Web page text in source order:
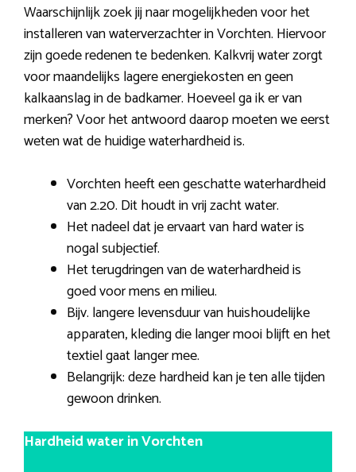
Waarschijnlijk zoek jij naar mogelijkheden voor het
installeren van waterverzachter in Vorchten. Hiervoor
zijn goede redenen te bedenken. Kalkvrij water zorgt
voor maandelijks lagere energiekosten en geen
kalkaanslag in de badkamer. Hoeveel ga ik er van
merken? Voor het antwoord daarop moeten we eerst
weten wat de huidige waterhardheid is.
Vorchten heeft een geschatte waterhardheid
van 2.20. Dit houdt in vrij zacht water.
Het nadeel dat je ervaart van hard water is
nogal subjectief.
Het terugdringen van de waterhardheid is
goed voor mens en milieu.
Bijv. langere levensduur van huishoudelijke
apparaten, kleding die langer mooi blijft en het
textiel gaat langer mee.
Belangrijk: deze hardheid kan je ten alle tijden
gewoon drinken.
Hardheid water in Vorchten